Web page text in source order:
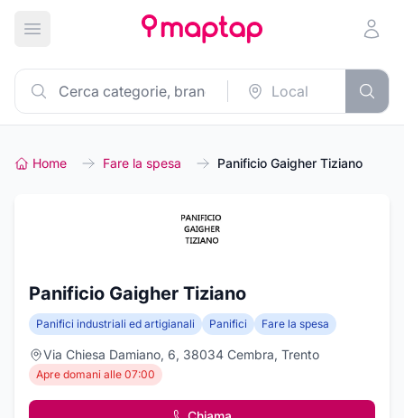
Apri menu principale
Home Fare la spesa Panificio Gaigher Tiziano
Panificio Gaigher Tiziano
Panifici industriali ed artigianali Panifici Fare la spesa
Via Chiesa Damiano, 6, 38034 Cembra, Trento
Apre domani alle 07:00